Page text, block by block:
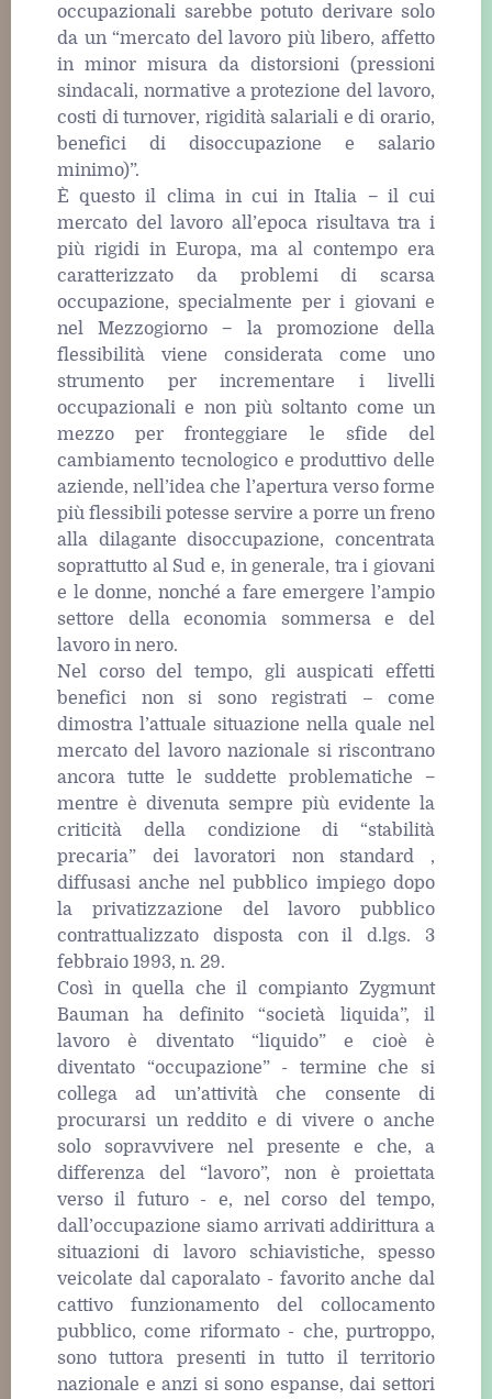
occupazionali sarebbe potuto derivare solo
da un “mercato del lavoro più libero, affetto
in minor misura da distorsioni (pressioni
sindacali, normative a protezione del lavoro,
costi di turnover, rigidità salariali e di orario,
benefici di disoccupazione e salario
minimo)”.
È questo il clima in cui in Italia − il cui
mercato del lavoro all’epoca risultava tra i
più rigidi in Europa, ma al contempo era
caratterizzato da problemi di scarsa
occupazione, specialmente per i giovani e
nel Mezzogiorno − la promozione della
flessibilità viene considerata come uno
strumento per incrementare i livelli
occupazionali e non più soltanto come un
mezzo per fronteggiare le sfide del
cambiamento tecnologico e produttivo delle
aziende, nell’idea che l’apertura verso forme
più flessibili potesse servire a porre un freno
alla dilagante disoccupazione, concentrata
soprattutto al Sud e, in generale, tra i giovani
e le donne, nonché a fare emergere l’ampio
settore della economia sommersa e del
lavoro in nero.
Nel corso del tempo, gli auspicati effetti
benefici non si sono registrati – come
dimostra l’attuale situazione nella quale nel
mercato del lavoro nazionale si riscontrano
ancora tutte le suddette problematiche −
mentre è divenuta sempre più evidente la
criticità della condizione di “stabilità
precaria” dei lavoratori non standard ,
diffusasi anche nel pubblico impiego dopo
la privatizzazione del lavoro pubblico
contrattualizzato disposta con il d.lgs. 3
febbraio 1993, n. 29.
Così in quella che il compianto Zygmunt
Bauman ha definito “società liquida”, il
lavoro è diventato “liquido” e cioè è
diventato “occupazione” ‒ termine che si
collega ad un’attività che consente di
procurarsi un reddito e di vivere o anche
solo sopravvivere nel presente e che, a
differenza del “lavoro”, non è proiettata
verso il futuro ‒ e, nel corso del tempo,
dall’occupazione siamo arrivati addirittura a
situazioni di lavoro schiavistiche, spesso
veicolate dal caporalato ‒ favorito anche dal
cattivo funzionamento del collocamento
pubblico, come riformato ‒ che, purtroppo,
sono tuttora presenti in tutto il territorio
nazionale e anzi si sono espanse, dai settori